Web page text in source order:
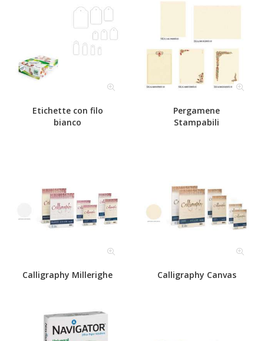
Etichette con filo
bianco
Pergamene
Stampabili
Calligraphy Millerighe Calligraphy Canvas